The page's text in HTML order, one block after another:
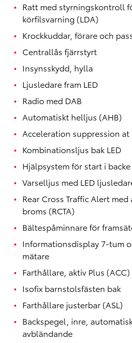
Ratt med styrningskontroll
körfilsvarning (LDA)
Krockkuddar, förare och
Centrallås fjärrstyrt
Insynsskydd, hylla
Ljusledare fram LED
Radio med DAB
Automatiskt helljus (AHB)
Acceleration suppression at
Kombinationsljus bak LED
Hjälpsystem för start i
Varselljus med LED
Rear Cross Traffic Alert
broms (RCTA)
Bältespåminnare för
Informationsdisplay 7-tum
mätare
Farthållare, aktiv Plus (ACC)
Isofix barnstolsfästen bak
Farthållare justerbar (ASL)
Backspegel, inre,
avbländande